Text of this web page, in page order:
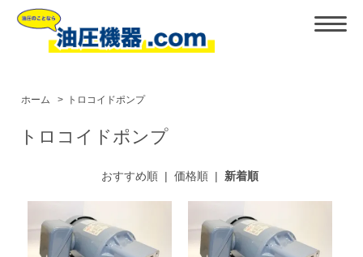
ホーム > トロコイドポンプ
トロコイドポンプ
おすすめ順| 価格順| 新着順